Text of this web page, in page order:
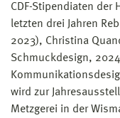
CDF-Stipendiaten der
letzten drei Jahren
2023), Christina
Schmuckdesign,
wird zur
Metzgerei in der